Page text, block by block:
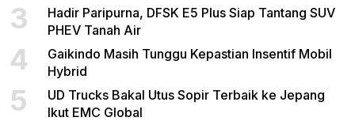
3
Hadir Paripurna, DFSK E5 Plus Siap Tantang SUV
PHEV Tanah Air
4
Gaikindo Masih Tunggu Kepastian Insentif Mobil
Hybrid
5
UD Trucks Bakal Utus Sopir Terbaik ke Jepang
Ikut EMC Global